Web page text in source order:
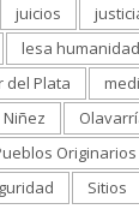
juicios
lesa humanidad
del Plata
Niñez
Originarios
Sitios